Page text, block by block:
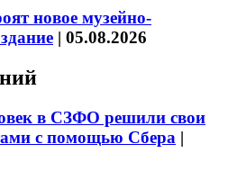
новое музейно-
| 05.08.2026
в СЗФО решили свои
с помощью Сбера |